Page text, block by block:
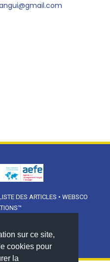
sur ce site,
cookies pour
la
DES ARTICLES • WEBSCO